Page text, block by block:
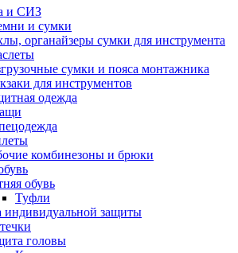
и СИЗ
и сумки
органайзеры сумки для инструмента
сумки и пояса монтажника
для инструментов
одежда
комбинезоны и брюки
обувь
Туфли
индивидуальной защиты
головы